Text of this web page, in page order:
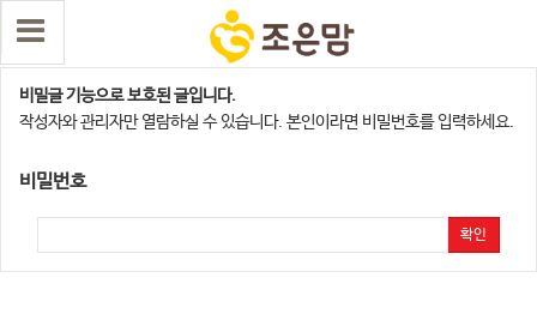
대전광역시지점
비밀글 기능으로 보호된 글입니다.
작성자와 관리자만 열람하실 수 있습니다. 본인이라면 비밀번호를 입력하세요.
비밀번호
확인